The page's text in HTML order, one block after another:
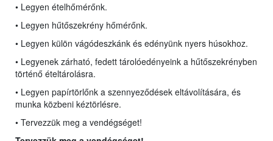
• Legyen ételhőmérőnk.
• Legyen hűtőszekrény hőmérőnk.
• Legyen külön vágódeszkánk és edényünk nyers húsokhoz.
• Legyenek zárható, fedett tárolóedényeink a hűtőszekrényben
történő ételtárolásra.
• Legyen papírtörlőnk a szennyeződések eltávolítására, és
munka közbeni kéztörlésre.
• Tervezzük meg a vendégséget!